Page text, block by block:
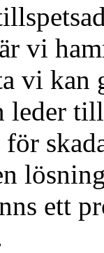
vi
vi kan
ett